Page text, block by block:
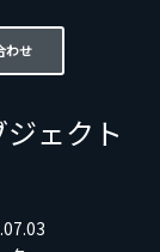
わせ
ェクト